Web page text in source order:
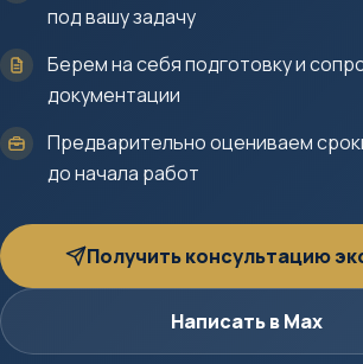
под вашу задачу
Берем на себя подготовку и
документации
Предварительно оцениваем
до начала работ
Получить консультацию
Написать в Max